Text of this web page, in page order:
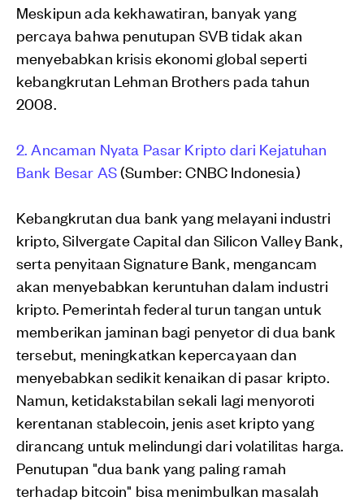
Meskipun ada kekhawatiran, banyak yang
percaya bahwa penutupan SVB tidak akan
menyebabkan krisis ekonomi global seperti
kebangkrutan Lehman Brothers pada tahun
2008.
2. Ancaman Nyata Pasar Kripto dari Kejatuhan
Bank Besar AS(Sumber: CNBC Indonesia)
Kebangkrutan dua bank yang melayani industri
kripto, Silvergate Capital dan Silicon Valley Bank,
serta penyitaan Signature Bank, mengancam
akan menyebabkan keruntuhan dalam industri
kripto. Pemerintah federal turun tangan untuk
memberikan jaminan bagi penyetor di dua bank
tersebut, meningkatkan kepercayaan dan
menyebabkan sedikit kenaikan di pasar kripto.
Namun, ketidakstabilan sekali lagi menyoroti
kerentanan stablecoin, jenis aset kripto yang
dirancang untuk melindungi dari volatilitas harga.
Penutupan "dua bank yang paling ramah
terhadap bitcoin" bisa menimbulkan masalah